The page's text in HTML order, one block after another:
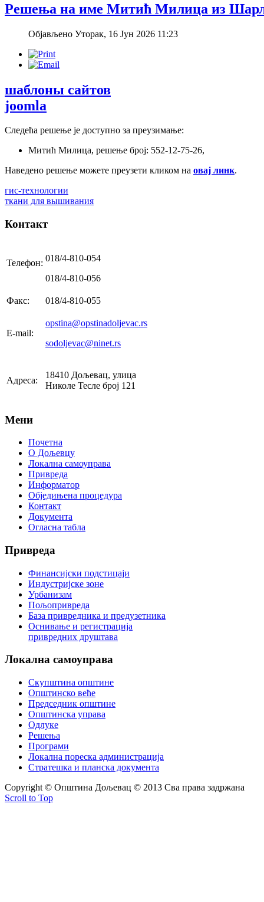
Решења на име Митић Милица из
Објављено Уторак, 16 Јун 2026 11:23
шаблоны сайтов
joomla
Следећа решење је доступно за преузимање:
Митић Милица, решење број: 552-12-75-26,
Наведено решење можете преузети кликом на овај линк.
гис-технологии
ткани для вышивания
Контакт
Телефон: 018/4-810-054
018/4-810-056
Факс: 018/4-810-055
E-mail:
opstina@opstinadoljevac.rs
sodoljevac@ninet.rs
Адреса:
18410 Дољевац, улица
Николе Тесле број 121
Мени
Почетна
О Дољевцу
Локална самоуправа
Привреда
Информатор
Обједињена процедура
Контакт
Документа
Огласна табла
Привреда
Финансијски подстицаји
Индустријске зоне
Урбанизам
Пољопривреда
База привредника и предузетника
Оснивање и регистрација
привредних друштава
Локална самоуправа
Скупштина општине
Општинско веће
Председник општине
Општинска управа
Одлуке
Решења
Програми
Локална пореска администрација
Стратешка и планска документа
Copyright © Oпштина Дољевац © 2013 Сва права задржана
Scroll to Top